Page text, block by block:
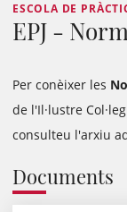
ESCOLA DE
EPJ -
Per conèixer les
de l'Il·lustre
consulteu l'arxiu
Documents